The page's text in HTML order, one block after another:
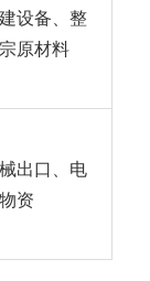
设备、整
原材料
出口、电
资